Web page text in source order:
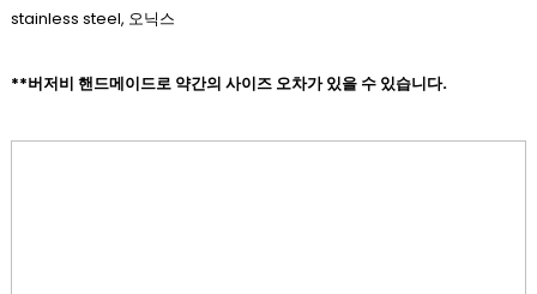
stainless steel, 오닉스
**버저비 핸드메이드로 약간의 사이즈 오차가 있을 수 있습니다.